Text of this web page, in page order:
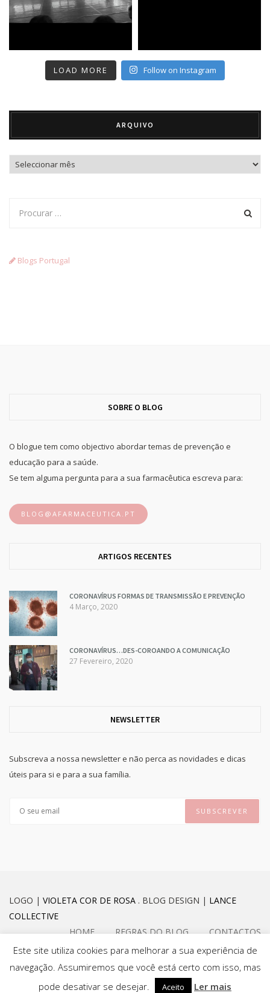
LOAD MORE Follow on Instagram
ARQUIVO
Arquivo
Blogs Portugal
SOBRE O BLOG
O blogue tem como objectivo abordar temas de prevenção e
educação para a saúde.
Se tem alguma pergunta para a sua farmacêutica escreva para:
BLOG@AFARMACEUTICA.PT
ARTIGOS RECENTES
CORONAVÍRUS FORMAS DE TRANSMISSÃO E PREVENÇÃO
4 Março, 2020
CORONAVÍRUS…DES-COROANDO A COMUNICAÇÃO
27 Fevereiro, 2020
NEWSLETTER
Subscreva a nossa newsletter e não perca as novidades e dicas
úteis para si e para a sua família.
LOGO | VIOLETA COR DE ROSA . BLOG DESIGN | LANCE
COLLECTIVE
HOME
REGRAS DO BLOG CONTACTOS
FACEBOOK INSTAGRAM
Este site utiliza cookies para melhorar a sua experiência de
navegação. Assumiremos que você está certo com isso, mas
pode desativar se desejar.
Aceito Ler mais